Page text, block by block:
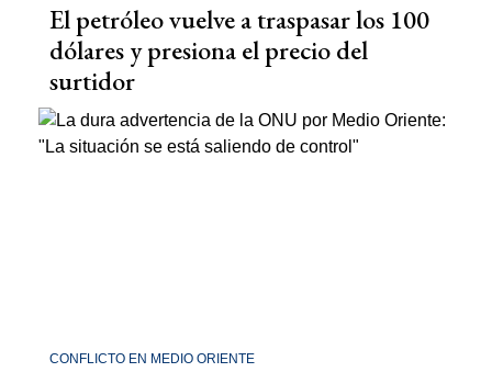
El petróleo vuelve a traspasar los 100
dólares y presiona el precio del
surtidor
CONFLICTO EN MEDIO ORIENTE